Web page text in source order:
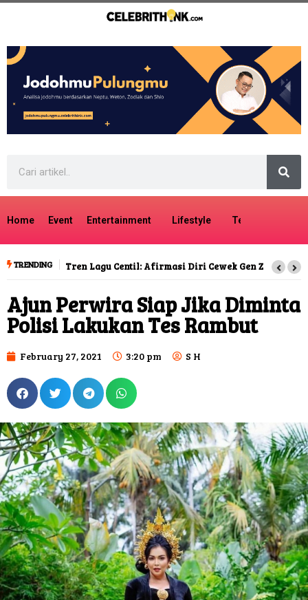
Home Event Entertainment Lifestyle Tech
TRENDING Tren Lagu Centil: Afirmasi Diri Cewek Gen Z
Ajun Perwira Siap Jika Diminta
Polisi Lakukan Tes Rambut
February 27, 2021 3:20 pm S H